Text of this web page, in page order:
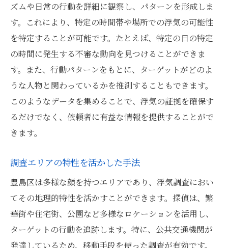
ズムや日常の行動を詳細に観察し、パターンを形成しま
す。これにより、特定の時間帯や場所での浮気の可能性
を特定することが可能です。たとえば、特定の日の特定
の時間に発生する不審な動向を見つけることができま
す。また、行動パターンをもとに、ターゲットがどのよ
うな人物と関わっているかを推測することもできます。
このようなデータを集めることで、浮気の証拠を確保す
るだけでなく、依頼者に有益な情報を提供することがで
きます。
調査エリアの特性を活かした手法
豊島区は多様な顔を持つエリアであり、浮気調査におい
てその地理的特性を活かすことができます。探偵は、繁
華街や住宅街、公園など多様なロケーションを活用し、
ターゲットの行動を追跡します。特に、公共交通機関が
発達しているため、移動手段を使った調査が有効です。